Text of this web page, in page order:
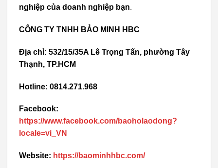
nghiệp của doanh nghiệp bạn.
CÔNG TY TNHH BẢO MINH HBC
Địa chỉ: 532/15/35A Lê Trọng Tấn, phường Tây
Thạnh, TP.HCM
Hotline: 0814.271.968
Facebook:
https://www.facebook.com/baoholaodong?
locale=vi_VN
Website: https://baominhhbc.com/